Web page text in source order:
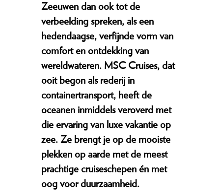
Zeeuwen dan ook tot de
verbeelding spreken, als een
hedendaagse, verfijnde vorm van
comfort en ontdekking van
wereldwateren. MSC Cruises, dat
ooit begon als rederij in
containertransport, heeft de
oceanen inmiddels veroverd met
die ervaring van luxe vakantie op
zee. Ze brengt je op de mooiste
plekken op aarde met de meest
prachtige cruiseschepen én met
oog voor duurzaamheid.